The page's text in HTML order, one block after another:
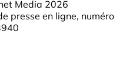
Media 2026
presse en ligne, numéro